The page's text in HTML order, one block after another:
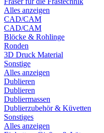
Alles anzeigen
CAD/CAM
CAD/CAM
Blöcke & Rohlinge
Ronden
3D Druck Material
Sonstige
Alles anzeigen
Dublieren
Dublieren
Dubliermassen
Dublierzubehör & Küvetten
Sonstiges
Alles anzeigen